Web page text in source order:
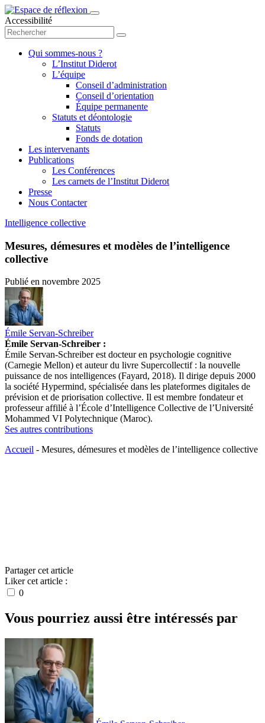
Accessibilité
Qui sommes-nous ?
L’Institut Diderot
L’équipe
Conseil d’administration
Conseil d’orientation
Équipe permanente
Statuts et déontologie
Statuts
Fonds de dotation
Les intervenants
Publications
Les Conférences
Les carnets de l’Institut Diderot
Presse
Nous Contacter
Intelligence collective
Mesures, démesures et modèles de l’intelligence
collective
Publié en novembre 2025
Émile Servan-Schreiber
Émile Servan-Schreiber :
Émile Servan-Schreiber est docteur en psychologie cognitive
(Carnegie Mellon) et auteur du livre Supercollectif : la nouvelle
puissance de nos intelligences (Fayard, 2018). Il dirige depuis 2000
la société Hypermind, spécialisée dans les plateformes digitales de
prévision et de priorisation collective. Il est membre fondateur et
professeur affilié à l’École d’Intelligence Collective de l’Université
Mohammed VI Polytechnique (Maroc).
Ses autres contributions
Accueil - Mesures, démesures et modèles de l’intelligence collective
Partager cet article
Liker cet article :
0
Vous pourriez aussi être intéressés par